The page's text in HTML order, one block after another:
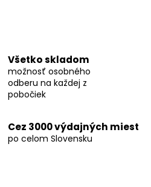
Všetko skladom
možnosť osobného
odberu na každej z
pobočiek
Cez 3000 výdajných miest
po celom Slovensku